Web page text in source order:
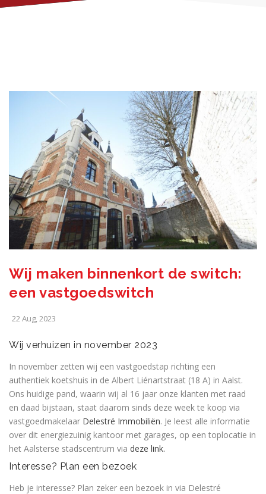
Wij maken binnenkort de switch:
een vastgoedswitch
22 Aug, 2023
Wij verhuizen in november 2023
In november zetten wij een vastgoedstap richting een
authentiek koetshuis in de Albert Liénartstraat (18 A) in Aalst.
Ons huidige pand, waarin wij al 16 jaar onze klanten met raad
en daad bijstaan, staat daarom sinds deze week te koop via
vastgoedmakelaar Delestré Immobiliën. Je leest alle informatie
over dit energiezuinig kantoor met garages, op een toplocatie in
het Aalsterse stadscentrum via deze link.
Interesse? Plan een bezoek
Heb je interesse? Plan zeker een bezoek in via Delestré